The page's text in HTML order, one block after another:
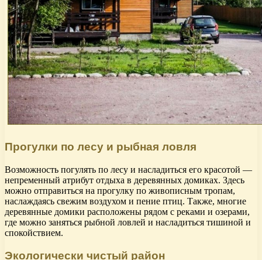
Прогулки по лесу и рыбная ловля
Возможность погулять по лесу и насладиться его красотой —
непременный атрибут отдыха в деревянных домиках. Здесь
можно отправиться на прогулку по живописным тропам,
наслаждаясь свежим воздухом и пение птиц. Также, многие
деревянные домики расположены рядом с реками и озерами,
где можно заняться рыбной ловлей и насладиться тишиной и
спокойствием.
Экологически чистый район